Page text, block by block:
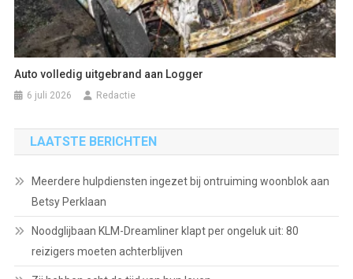
Auto volledig uitgebrand aan Logger
6 juli 2026 Redactie
LAATSTE BERICHTEN
Meerdere hulpdiensten ingezet bij ontruiming woonblok aan
Betsy Perklaan
Noodglijbaan KLM-Dreamliner klapt per ongeluk uit: 80
reizigers moeten achterblijven